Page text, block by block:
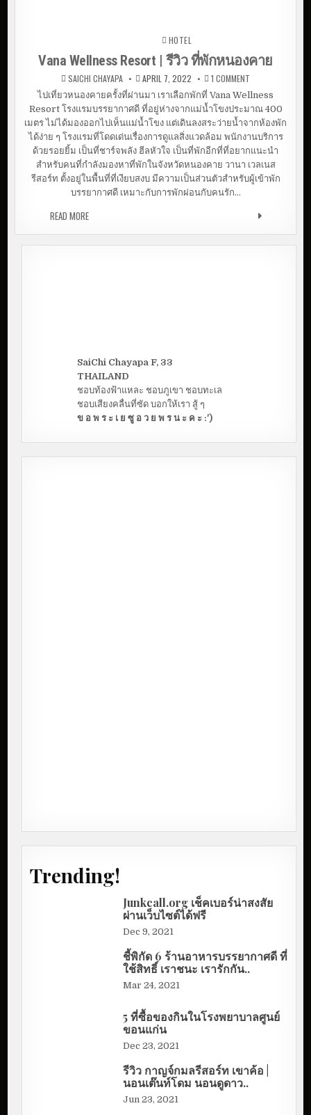
HOTEL
Vana Wellness Resort | รีวิว ที่พักหนองคาย
SAICHI CHAYAPA APRIL 7, 2022 1 COMMENT
V
N
A
W
E
L
N
E
S
S
T
|
ไปเที่ยวหนองคายครั้งที่ผ่านมา เราเลือกพักที่ Vana Wellness
Resort โรงแรมบรรยากาศดี ที่อยู่ห่างจากแม่น้ำโขงประมาณ 400
เมตร ไม่ได้มองออกไปเห็นแม่น้ำโขง แต่เดินลงสระว่ายน้ำจากห้องพัก
ได้ง่าย ๆ โรงแรมที่โดดเด่นเรื่องการดูแลสิ่งแวดล้อม พนักงานบริการ
ด้วยรอยยิ้ม เป็นที่ชาร์จพลัง ฮีลหัวใจ เป็นที่พักอีกที่ที่อยากแนะนำ
สำหรับคนที่กำลังมองหาที่พักในจังหวัดหนองคาย วานา เวลเนส
รีสอร์ท ตั้งอยู่ในพื้นที่ที่เงียบสงบ มีความเป็นส่วนตัวสำหรับผู้เข้าพัก
บรรยากาศดี เหมาะกับการพักผ่อนกับคนรัก…
READ MOREVANA WELLNESS RESORT | รีวิว ที่พักหนองคาย
SaiChi Chayapa F, 33
THAILAND
ชอบท้องฟ้าแหละ ชอบภูเขา ชอบทะเล
ชอบเสียงคลื่นที่ซัด บอกให้เรา สู้ ๆ
ข อ พ ร ะ เ ย ซู อ ว ย พ ร น ะ ค ะ :')
Trending!
Junkcall.org เช็คเบอร์น่าสงสัย
ผ่านเว็บไซต์ได้ฟรี
Dec 9, 2021
ชี้พิกัด 6 ร้านอาหารบรรยากาศดี ที่
ใช้สิทธิ์ เราชนะ เรารักกัน..
Mar 24, 2021
5 ที่ซื้อของกินในโรงพยาบาลศูนย์
ขอนแก่น
Dec 23, 2021
รีวิว กาญจ์กมลรีสอร์ท เขาค้อ |
นอนเต๊นท์โดม นอนดูดาว..
Jun 23, 2021